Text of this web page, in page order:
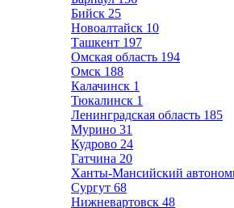
Бийск 25
Новоалтайск 10
Ташкент 197
Омская область 194
Омск 188
Калачинск 1
Тюкалинск 1
Ленинградская область 185
Мурино 31
Кудрово 24
Гатчина 20
Ханты-Мансийский
Сургут 68
Нижневартовск 48